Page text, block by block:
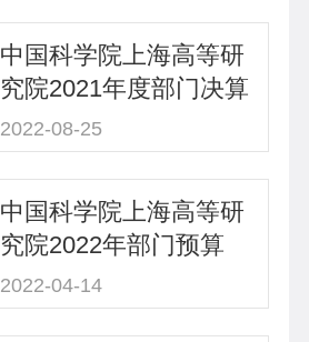
中国科学院上海高等研
究院2021年度部门决算
2022-08-25
中国科学院上海高等研
究院2022年部门预算
2022-04-14